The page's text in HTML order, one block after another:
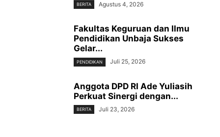
BERITA Agustus 4, 2026
Fakultas Keguruan dan Ilmu
Pendidikan Unbaja Sukses
Gelar...
PENDIDIKAN Juli 25, 2026
Anggota DPD RI Ade Yuliasih
Perkuat Sinergi dengan...
BERITA Juli 23, 2026